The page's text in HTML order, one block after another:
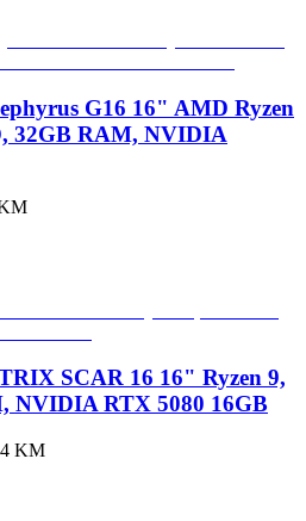
G16 16" AMD Ryzen
32GB RAM, NVIDIA
SCAR 16 16" Ryzen 9,
NVIDIA RTX 5080 16GB
KM